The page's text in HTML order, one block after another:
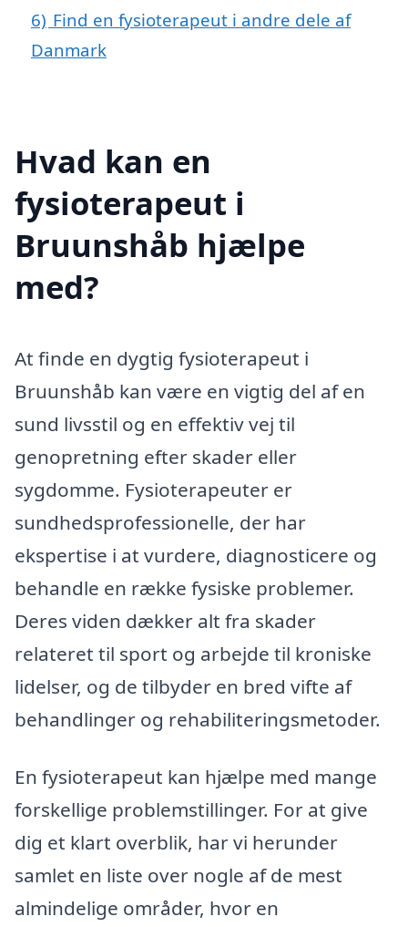
6) Find en fysioterapeut i andre dele af
Danmark
Hvad kan en
fysioterapeut i
Bruunshåb hjælpe
med?
At finde en dygtig fysioterapeut i
Bruunshåb kan være en vigtig del af en
sund livsstil og en effektiv vej til
genopretning efter skader eller
sygdomme. Fysioterapeuter er
sundhedsprofessionelle, der har
ekspertise i at vurdere, diagnosticere og
behandle en række fysiske problemer.
Deres viden dækker alt fra skader
relateret til sport og arbejde til kroniske
lidelser, og de tilbyder en bred vifte af
behandlinger og rehabiliteringsmetoder.
En fysioterapeut kan hjælpe med mange
forskellige problemstillinger. For at give
dig et klart overblik, har vi herunder
samlet en liste over nogle af de mest
almindelige områder, hvor en